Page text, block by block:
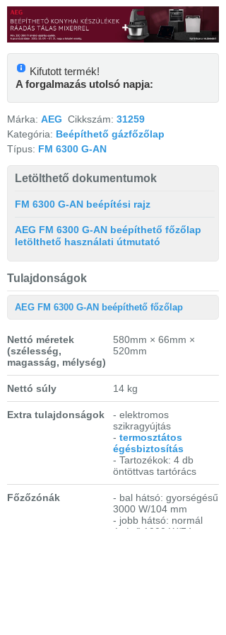
Kifutott termék!
A forgalmazás utolsó napja:
Márka: AEG Cikkszám: 31259
Kategória: Beépíthető gázfőzőlap
Típus: FM 6300 G-AN
Letölthető dokumentumok
FM 6300 G-AN beépítési rajz
AEG FM 6300 G-AN beépíthető főzőlap
letölthető használati útmutató
Tulajdonságok
AEG FM 6300 G-AN beépíthető főzőlap
Nettó méretek
(szélesség,
magasság, mélység)
580mm × 66mm ×
520mm
Nettó súly 14 kg
Extra tulajdonságok
- elektromos
szikragyújtás
- termosztátos
égésbiztosítás
- Tartozékok: 4 db
öntöttvas tartórács
Főzőzónák
- bal hátsó: gyorségésű
3000 W/104 mm
- jobb hátsó: normál
égésű 1900 W/74 mm